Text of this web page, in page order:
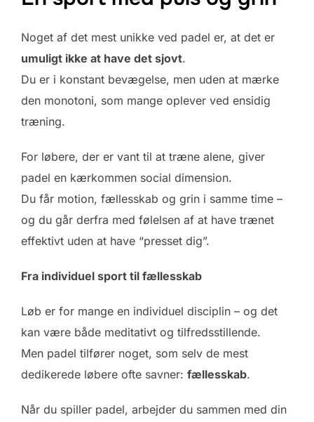
Noget af det mest unikke ved padel er, at det er
umuligt ikke at have det sjovt.
Du er i konstant bevægelse, men uden at mærke
den monotoni, som mange oplever ved ensidig
træning.
For løbere, der er vant til at træne alene, giver
padel en kærkommen social dimension.
Du får motion, fællesskab og grin i samme time –
og du går derfra med følelsen af at have trænet
effektivt uden at have “presset dig”.
Fra individuel sport til fællesskab
Løb er for mange en individuel disciplin – og det
kan være både meditativt og tilfredsstillende.
Men padel tilfører noget, som selv de mest
dedikerede løbere ofte savner: fællesskab.
Når du spiller padel, arbejder du sammen med din